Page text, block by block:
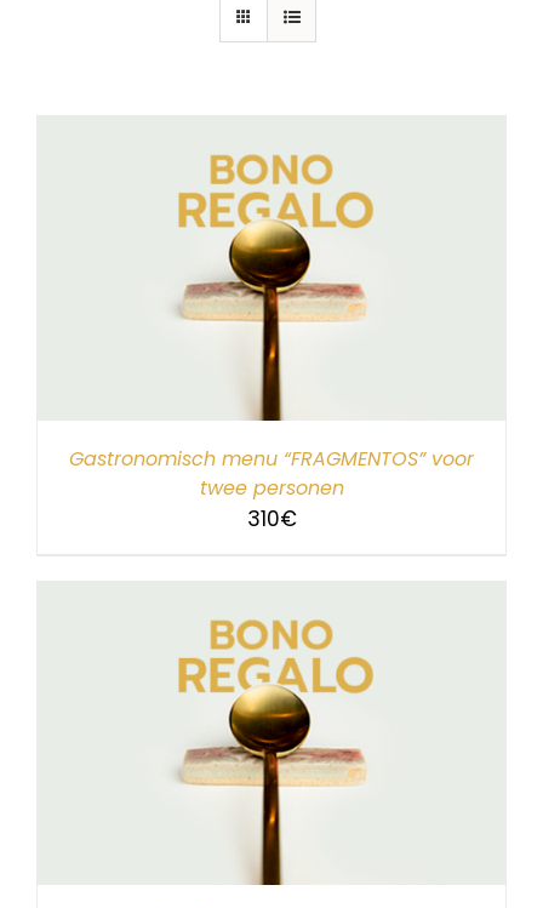
Gastronomisch menu “FRAGMENTOS” voor
twee personen
310€